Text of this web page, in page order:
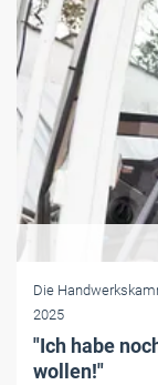
Die
2025
"Ich habe
wollen!"